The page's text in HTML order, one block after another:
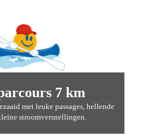
7 km
met leuke passages, hellende
stroomversnellingen.